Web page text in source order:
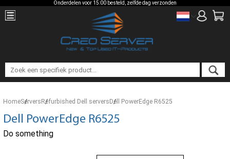
Onderdelen voor 15:00 besteld, zelfde dag verzonden
HomeServersRefurbished Dell serversDell PowerEdge R6525
Dell PowerEdge R6525
Do something